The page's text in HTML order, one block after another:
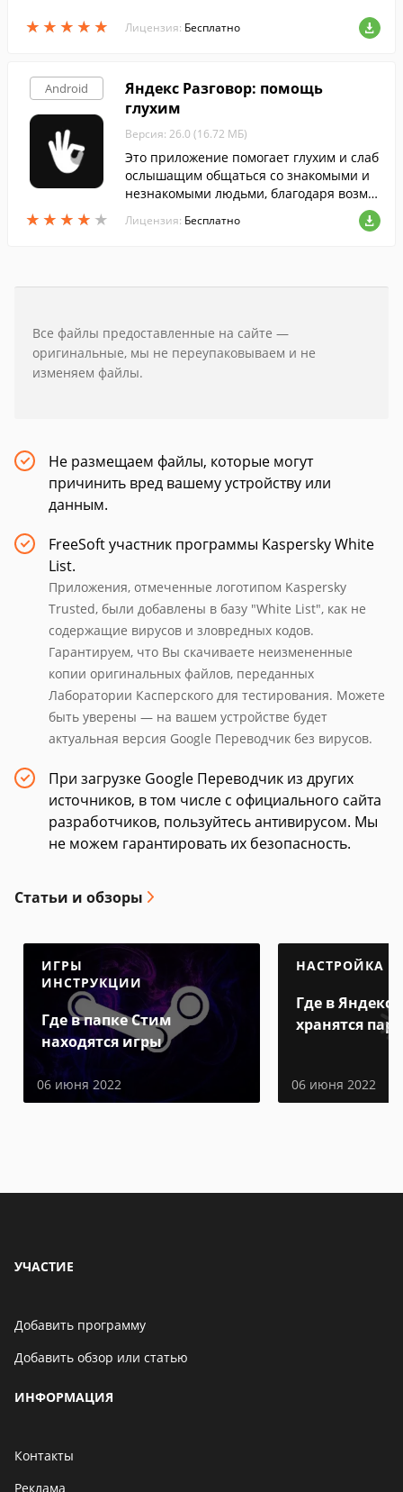
★ ★ ★ ★ ★
★ ★ ★ ★ ★
а, учитывающего контекст и тон текста.
Лицензия: Бесплатно
Android
★ ★ ★ ★ ★
★ ★ ★ ★ ★
Яндекс Разговор: помощь
глухим
Версия: 26.0 (16.72 МБ)
Это приложение помогает глухим и слаб
ослышащим общаться со знакомыми и
незнакомыми людьми, благодаря возмо
жности перевода устной речи в текст и
обратно.
Лицензия: Бесплатно
Все файлы предоставленные на сайте —
оригинальные, мы не переупаковываем и не
изменяем файлы.
Не размещаем файлы, которые могут
причинить вред вашему устройству или
данным.
FreeSoft участник программы Kaspersky White
List.
Приложения, отмеченные логотипом Kaspersky
Trusted, были добавлены в базу "White List", как не
содержащие вирусов и зловредных кодов.
Гарантируем, что Вы скачиваете неизмененные
копии оригинальных файлов, переданных
Лаборатории Касперского для тестирования. Можете
быть уверены — на вашем устройстве будет
актуальная версия Google Переводчик без вирусов.
При загрузке Google Переводчик из других
источников, в том числе с официального сайта
разработчиков, пользуйтесь антивирусом. Мы
не можем гарантировать их безопасность.
Статьи и обзоры
ИГРЫ
ИНСТРУКЦИИ
Где в папке Стим
находятся игры
06 июня 2022
НАСТРОЙКА
Где в Яндекс
хранятся
06 июня 2022
УЧАСТИЕ
Добавить программу
Добавить обзор или статью
ИНФОРМАЦИЯ
Контакты
Реклама